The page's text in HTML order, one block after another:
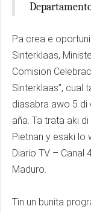
Pa crea e
Sinterklaas,
Comision
Sinterklaas”, cual
diasabra awo 5 di
aña. Ta trata aki
Pietnan y esaki lo
Diario TV – Canal
Maduro.
Tin un bunita